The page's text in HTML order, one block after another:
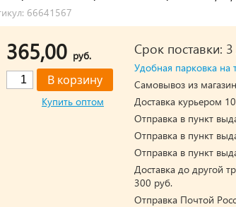
66641567
365,00 руб.
Купить оптом
Срок поставки:
Удобная парковка на
Самовывоз из
Доставка курьером
Отправка в пункт
Отправка в пункт
Отправка в пункт
Доставка до другой
300 руб.
Отправка Почтой